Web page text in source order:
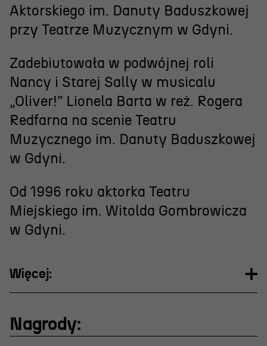
Gdyńska Nagroda Dramaturgiczna
Konkurs im. Andrzeja
Teatr
Historia teatru
Zespół artystyczny
Dostępny Teatr Miejski
Wynajem scen i spektakli
Sponsorzy
Kontakt & Zespół
Aktorskiego im. Danuty Baduszkowej
przy Teatrze Muzycznym w Gdyni.
Zadebiutowała w podwójnej roli
Nancy i Starej Sally w musicalu
„Oliver!” Lionela Barta w reż. Rogera
Redfarna na scenie Teatru
Muzycznego im. Danuty Baduszkowej
w Gdyni.
Od 1996 roku aktorka Teatru
Miejskiego im. Witolda Gombrowicza
w Gdyni.
Więcej:
Nagrody: